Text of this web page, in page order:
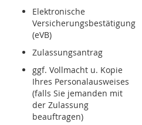
Elektronische
Versicherungsbestätigung
(eVB)
Zulassungsantrag
ggf. Vollmacht u. Kopie
Ihres Personalausweises
(falls Sie jemanden mit
der Zulassung
beauftragen)